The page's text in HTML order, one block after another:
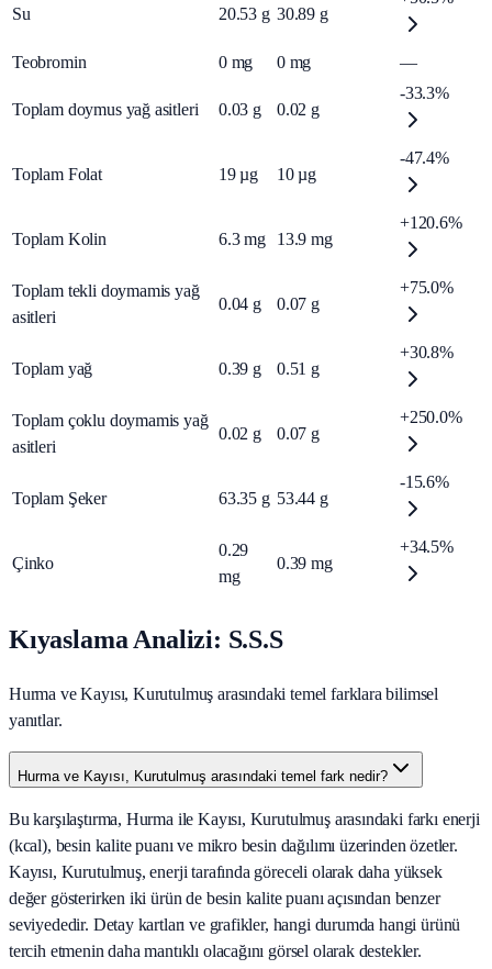
Su 20.53 g 30.89 g
Teobromin 0 mg 0 mg —
Toplam doymus yağ asitleri 0.03 g 0.02 g
-33.3%
Toplam Folat 19 µg 10 µg
-47.4%
Toplam Kolin 6.3 mg 13.9 mg
+120.6%
Toplam tekli doymamis yağ
asitleri
0.04 g 0.07 g
+75.0%
Toplam yağ 0.39 g 0.51 g
+30.8%
Toplam çoklu doymamis yağ
asitleri
0.02 g 0.07 g
+250.0%
Toplam Şeker 63.35 g 53.44 g
-15.6%
Çinko
0.29
mg
0.39 mg
+34.5%
Kıyaslama Analizi: S.S.S
Hurma ve Kayısı, Kurutulmuş arasındaki temel farklara bilimsel
yanıtlar.
Hurma ve Kayısı, Kurutulmuş arasındaki temel fark nedir?
Bu karşılaştırma, Hurma ile Kayısı, Kurutulmuş arasındaki farkı enerji
(kcal), besin kalite puanı ve mikro besin dağılımı üzerinden özetler.
Kayısı, Kurutulmuş, enerji tarafında göreceli olarak daha yüksek
değer gösterirken iki ürün de besin kalite puanı açısından benzer
seviyededir. Detay kartları ve grafikler, hangi durumda hangi ürünü
tercih etmenin daha mantıklı olacağını görsel olarak destekler.